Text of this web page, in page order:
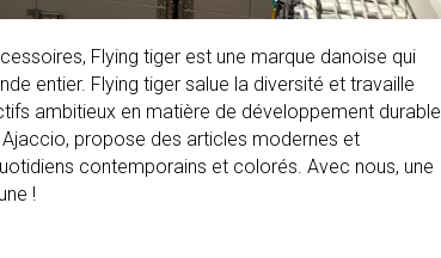
Flying tiger est une marque danoise qui
entier. Flying tiger salue la diversité et travaille
ambitieux en matière de développement durable.
propose des articles modernes et
contemporains et colorés. Avec nous, une
!